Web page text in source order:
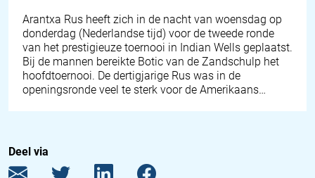
Arantxa Rus heeft zich in de nacht van woensdag op
donderdag (Nederlandse tijd) voor de tweede ronde
van het prestigieuze toernooi in Indian Wells geplaatst.
Bij de mannen bereikte Botic van de Zandschulp het
hoofdtoernooi. De dertigjarige Rus was in de
openingsronde veel te sterk voor de Amerikaans…
Deel via